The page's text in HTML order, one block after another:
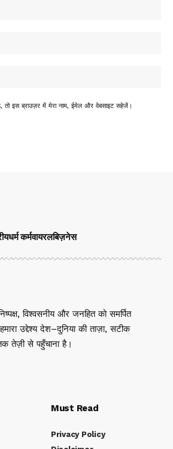
तो इस ब्राउज़र में मेरा नाम, ईमेल और वेबसाइट सहेजें।
धर्म कर्मवायरलबिज़नेस
विश्वसनीय और जनहित को समर्पित
उद्देश्य देश–दुनिया की ताज़ा, सटीक
तेज़ी से पहुँचाना है।
Must Read
Privacy Policy